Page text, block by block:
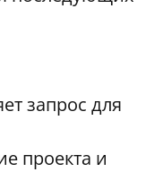
запрос для
проекта и